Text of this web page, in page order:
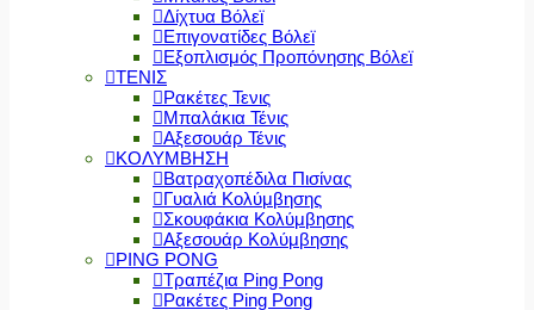
Δίχτυα Βόλεϊ
Επιγονατίδες Βόλεϊ
Εξοπλισμός Προπόνησης Βόλεϊ
ΤΕΝΙΣ
Ρακέτες Τενις
Μπαλάκια Τένις
Αξεσουάρ Τένις
ΚΟΛΥΜΒΗΣΗ
Βατραχοπέδιλα Πισίνας
Γυαλιά Κολύμβησης
Σκουφάκια Κολύμβησης
Αξεσουάρ Κολύμβησης
PING PONG
Τραπέζια Ping Pong
Ρακέτες Ping Pong